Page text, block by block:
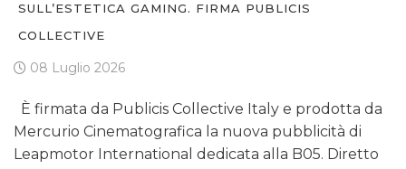
SULL’ESTETICA GAMING. FIRMA PUBLICIS
COLLECTIVE
08 Luglio 2026
È firmata da Publicis Collective Italy e prodotta da
Mercurio Cinematografica la nuova pubblicità di
Leapmotor International dedicata alla B05. Diretto